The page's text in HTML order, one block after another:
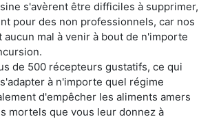
s'avèrent être difficiles à supprimer,
pour des non professionnels, car nos
mal à venir à bout de n'importe
de 500 récepteurs gustatifs, ce qui
à n'importe quel régime
d'empêcher les aliments amers
mortels que vous leur donnez à